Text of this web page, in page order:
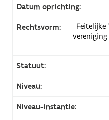
Datum oprichting:
Rechtsvorm:
Feitelijke
Statuut:
Niveau:
Niveau-instantie: